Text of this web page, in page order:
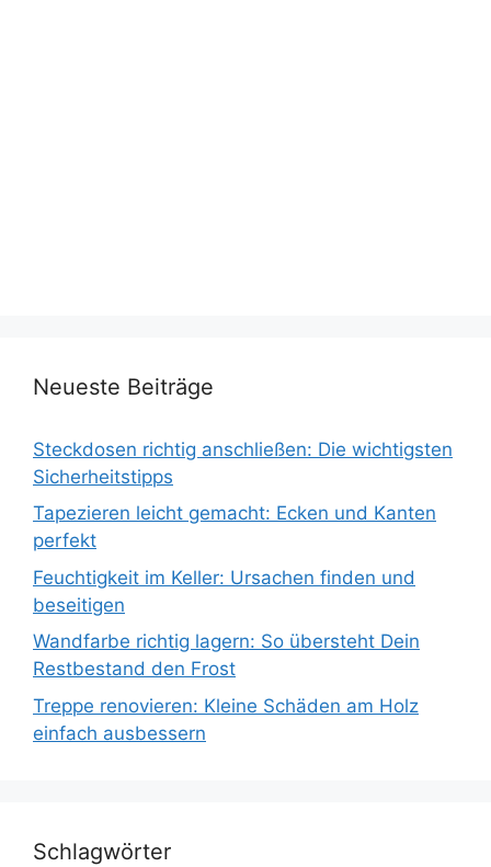
Neueste Beiträge
Steckdosen richtig anschließen: Die wichtigsten
Sicherheitstipps
Tapezieren leicht gemacht: Ecken und Kanten
perfekt
Feuchtigkeit im Keller: Ursachen finden und
beseitigen
Wandfarbe richtig lagern: So übersteht Dein
Restbestand den Frost
Treppe renovieren: Kleine Schäden am Holz
einfach ausbessern
Schlagwörter